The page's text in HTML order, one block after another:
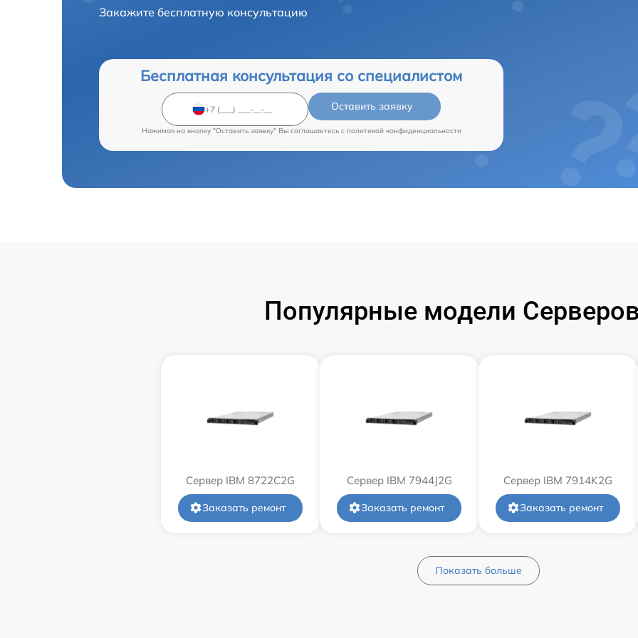
Закажите бесплатную консультацию
Бесплатная консультация со специалистом
Оставить заявку
Нажимая на кнопку "Оставить заявку" Вы соглашаетесь c политикой конфиденциальности
Популярные модели
Сервер IBM 8722C2G
Заказать ремонт
Сервер IBM 7944J2G
Заказать ремонт
Сервер IBM 7914K2G
Заказать ремонт
Показать больше